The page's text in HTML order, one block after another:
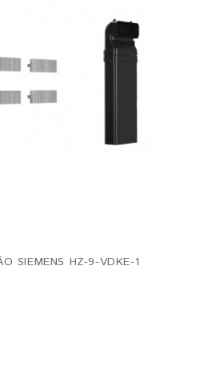
SIEMENS HZ-9-VDKE-1